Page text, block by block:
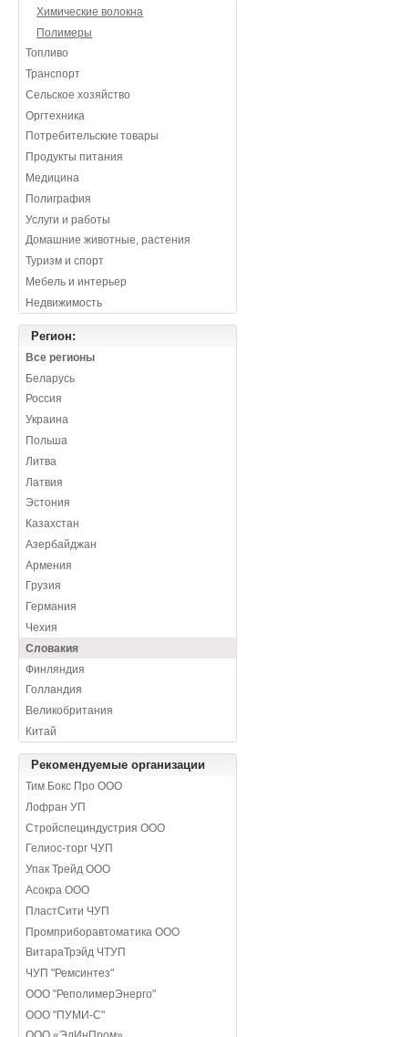
Химические волокна
Полимеры
Топливо
Транспорт
Сельское хозяйство
Оргтехника
Потребительские товары
Продукты питания
Медицина
Полиграфия
Услуги и работы
Домашние животные, растения
Туризм и спорт
Мебель и интерьер
Недвижимость
Регион:
Все регионы
Беларусь
Россия
Украина
Польша
Литва
Латвия
Эстония
Казахстан
Азербайджан
Армения
Грузия
Германия
Чехия
Словакия
Финляндия
Голландия
Великобритания
Китай
Рекомендуемые организации
Тим Бокс Про ООО
Лофран УП
Стройспециндустрия ООО
Гелиос-торг ЧУП
Упак Трейд ООО
Асокра ООО
ПластСити ЧУП
Промприборавтоматика ООО
ВитараТрэйд ЧТУП
ЧУП "Ремсинтез"
ООО "РеполимерЭнерго"
ООО "ПУМИ-С"